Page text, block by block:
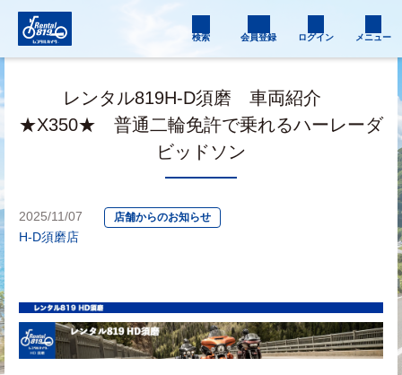
検索 会員登録 ログイン メニュー
レンタル819H-D須磨 車両紹介
★X350★ 普通二輪免許で乗れるハーレーダ
ビッドソン
2025/11/07 店舗からのお知らせ
H-D須磨店